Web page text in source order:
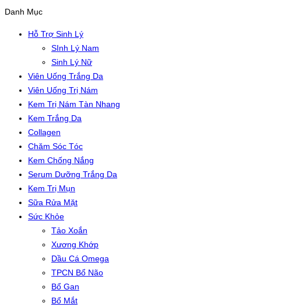
Danh Mục
Hỗ Trợ Sinh Lý
SInh Lý Nam
Sinh Lý Nữ
Viên Uống Trắng Da
Viên Uống Trị Nám
Kem Trị Nám Tàn Nhang
Kem Trắng Da
Collagen
Chăm Sóc Tóc
Kem Chống Nắng
Serum Dưỡng Trắng Da
Kem Trị Mụn
Sữa Rửa Mặt
Sức Khỏe
Tảo Xoắn
Xương Khớp
Dầu Cá Omega
TPCN Bổ Não
Bổ Gan
Bổ Mắt